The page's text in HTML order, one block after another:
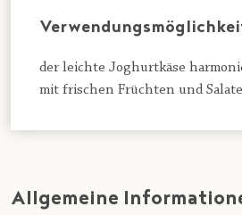
der leichte Joghurtkäse
mit frischen Früchten und
Allgemeine